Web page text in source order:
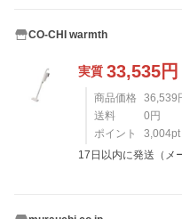
CO-CHI warmth
実質 33,535円
商品価格 36,539
送料
0 円
ポイント
3,004pt
17日以内に発送（メ